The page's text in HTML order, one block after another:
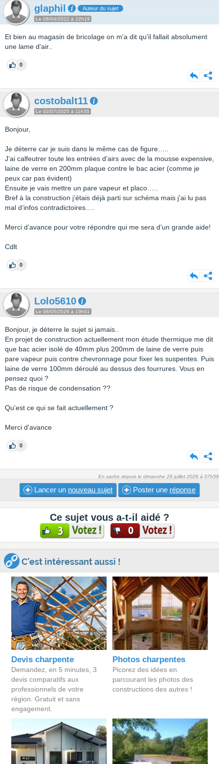
glaphil Auteur du sujet
Le 08/04/2022 à 22h19
Et bien au magasin de bricolage on m'a dit qu'il fallait absolument
une lame d'air..
0
costobalt11
Le 02/07/2025 à 11h35
Bonjour,
Je déterre car je suis dans le même cas de figure…..
J’ai calfeutrer toute les entrées d’airs avec de la mousse expensive,
laine de verre en 200mm plaque contre le bac acier (comme je
peux car pas évident)
Ensuite je vais mettre un pare vapeur et placo…..
Bref à la construction j’étais déjà parti sur schéma mais j’ai lu pas
mal d’infos contradictoires….
Merci d’avance pour votre répondre qui me sera d’un grande aide!
Cdlt
0
Lolo5610
Le 08/05/2026 à 19h01
Bonjour, je déterre le sujet si jamais..
En projet de construction actuellement mon étude thermique me dit
que bac acier isolé de 40mm plus 200mm de laine de verre puis
pare vapeur puis contre chevronnage pour fixer les suspentes. Puis
laine de verre 100mm déroulé au dessus des fourrures. Vous en
pensez quoi ?
Pas de risque de condensation ??
Qu'est ce qui se fait actuellement ?
Merci d'avance
0
En cache depuis le dimanche 26 juillet 2026 à 07h56
Lancer un nouveau sujet Poster une réponse
Ce sujet vous a-t-il aidé ?
3 Votez ! 0 Votez !
C'est intéressant aussi !
Devis charpente
Demandez, en 5 minutes, 3
devis comparatifs aux
professionnels de votre
région. Gratuit et sans
engagement.
Photos charpentes
Picorez des idées en
parcourant les photos des
constructions des autres !